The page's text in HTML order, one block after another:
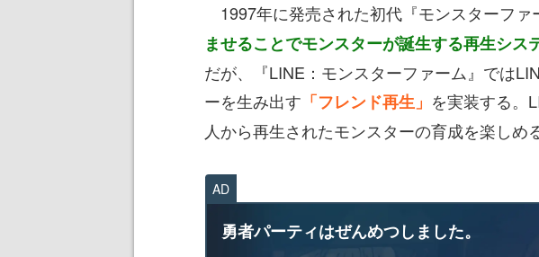
1997年に発売された初代『モンスターファ
ませることでモンスターが誕生する再生シス
だが、『LINE：モンスターファーム』では
ーを生み出す 「フレンド再生」 を実装する。
人から再生されたモンスターの育成を楽しめ
AD
勇者パーティはぜんめつしました。